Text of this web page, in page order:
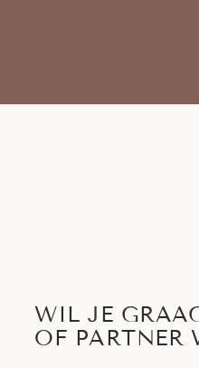
WIL JE
OF PARTNER